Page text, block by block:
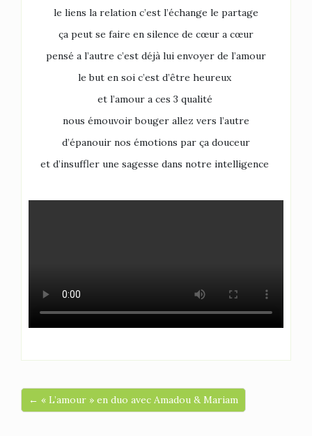
le liens la relation c’est l’échange le partage
ça peut se faire en silence de cœur a cœur
pensé a l’autre c’est déjà lui envoyer de l’amour
le but en soi c’est d’être heureux
et l’amour a ces 3 qualité
nous émouvoir bouger allez vers l’autre
d’épanouir nos émotions par ça douceur
et d’insuffler une sagesse dans notre intelligence
← « L’amour » en duo avec Amadou & Mariam